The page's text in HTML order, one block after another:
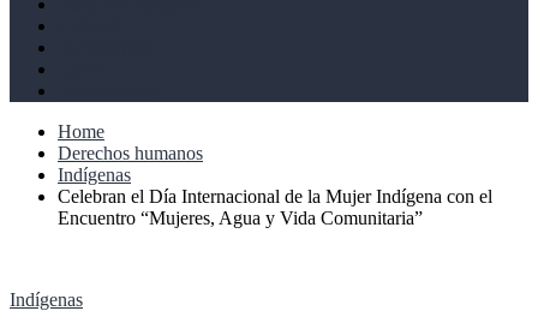
Home
Derechos humanos
Indígenas
Celebran el Día Internacional de la Mujer Indígena con el
Encuentro “Mujeres, Agua y Vida Comunitaria”
Indígenas